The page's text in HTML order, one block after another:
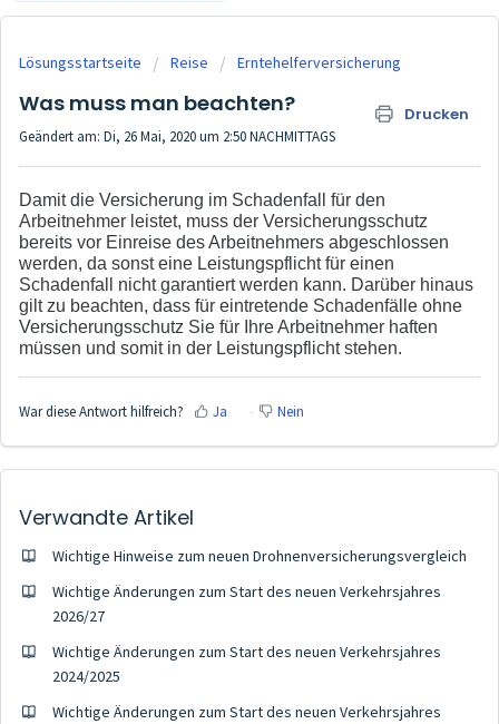
Lösungsstartseite Reise Erntehelferversicherung
Was muss man beachten? Drucken
Geändert am: Di, 26 Mai, 2020 um 2:50 NACHMITTAGS
Damit die Versicherung im Schadenfall für den
Arbeitnehmer leistet, muss der Versicherungsschutz
bereits vor Einreise des Arbeitnehmers abgeschlossen
werden, da sonst eine Leistungspflicht für einen
Schadenfall nicht garantiert werden kann. Darüber hinaus
gilt zu beachten, dass für eintretende Schadenfälle ohne
Versicherungsschutz Sie für Ihre Arbeitnehmer haften
müssen und somit in der Leistungspflicht stehen.
War diese Antwort hilfreich? Ja Nein
Verwandte Artikel
Wichtige Hinweise zum neuen Drohnenversicherungsvergleich
Wichtige Änderungen zum Start des neuen Verkehrsjahres
2026/27
Wichtige Änderungen zum Start des neuen Verkehrsjahres
2024/2025
Wichtige Änderungen zum Start des neuen Verkehrsjahres